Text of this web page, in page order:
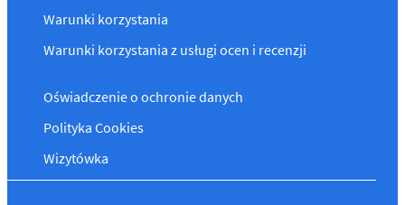
Warunki korzystania
Warunki korzystania z usługi ocen i recenzji
Oświadczenie o ochronie danych
Polityka Cookies
Wizytówka